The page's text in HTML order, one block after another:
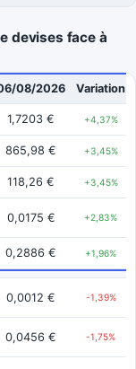
devises face à
08/2026 Variation
1,7203 € +4,37%
865,98 € +3,45%
118,26 € +3,45%
0,0175 € +2,83%
0,2886 € +1,96%
0,0012 € -1,39%
0,0456 € -1,75%